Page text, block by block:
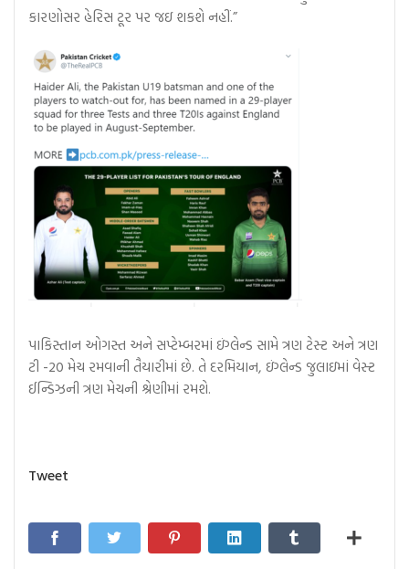
કારણોસર હેરિસ ટૂર પર જઇ શકશે નહીં.”
પાકિસ્તાન ઓગસ્ત અને સપ્ટેમ્બરમાં ઇંગ્લેન્ડ સામે ત્રણ ટેસ્ટ અને ત્રણ
ટી -20 મેચ રમવાની તૈયારીમાં છે. તે દરમિયાન, ઇંગ્લેન્ડ જુલાઇમાં વેસ્ટ
ઈન્ડિઝની ત્રણ મેચની શ્રેણીમાં રમશે.
Tweet